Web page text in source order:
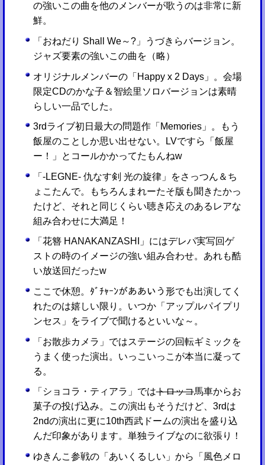
の強いこの曲を他のメンバーが歌うのは非常に新
鮮。
「おねだり Shall We～?」うづきらバージョン。
ジャズ要素の強いこの曲を（略）
オリジナルメンバーの「Happy x 2 Days」。会場
限定CDのかな子＆智絵里ソロバージョンは素晴
らしい一品でした。
3rdライブ初日最大の問題作「Memories」。もう
飯屋のことしか思い出せない。LVですら「飯屋
ー！」とコールかかってたもんねw
「-LEGNE- 仇なす剣 光の旋律」をさっつん＆ち
ょこたんで。もちろんまれーたそ版も聞きたかっ
たけど、それと同じくらい聴き応えのあるレアな
組み合わせに大満足！
「花簪 HANAKANZASHI」にはデレパ実写回ゲ
ストの時のイメージの強い組み合わせ。あれも酷
い放送回だったw
ここで休憩。ﾀﾞﾁｬｰﾝがああいう形でも出演してく
れたのは嬉しい限り。いつか「アップルパイプリ
ンセス」をライブで聞けるといいな～。
「お散歩カメラ」ではステージの回転ギミックを
うまく使った演出。いっこいっこが本当に凝って
る。
「ショコラ・ティアラ」ではトロッコ馬車からお
菓子の投げ込み。この演出もそうだけど、3rdは
2ndの演出に更に10th西武ドームの演出を盛り込
んだ印象があります。単独ライブなのに欲張り！
ゆきんこ参戦の「あいくるしい」から「風色メロ